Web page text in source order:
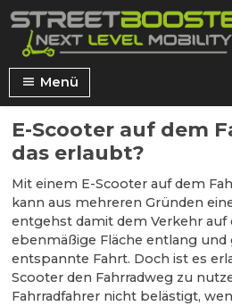
springen
Menü
E-Scooter auf dem
das erlaubt?
Mit einem E-Scooter auf dem
kann aus mehreren Gründen
entgehst damit dem Verkehr auf
ebenmäßige Fläche entlang und
entspannte Fahrt. Doch ist es
Scooter den Fahrradweg zu
Fahrradfahrer nicht belästigt,